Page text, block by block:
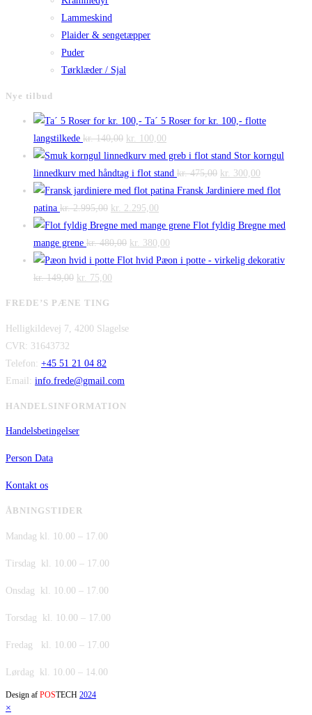
Lammeskind
Plaider & sengetæpper
Puder
Tørklæder / Sjal
Nye tilbud
Ta´ 5 Roser for kr. 100,- flotte
langstilkede kr.140,00 Den
oprindelige
pris
var:
kr. 140,00.
kr. 100,00
aktuelle
pris
er:
Stor korngul
linnedkurv med håndtag i flot stand kr.475,00 Den
oprindelige
var:
kr. 300,00
aktuelle
er:
Fransk Jardiniere med flot
patina kr.2.995,00 Den
oprindelige
pris
var:
kr. 2.995,00.
kr. 2.295,00
aktuelle
pris
er:
Flot fyldig Bregne med
mange grene kr.480,00 Den
oprindelige
kr. 380,00
aktuelle
Flot hvid Pæon i potte - virkelig dekorativ
kr.149,00 Den
var:
kr. 75,00
er:
FREDE’S PÆNE TING
Helligkildevej 7, 4200 Slagelse
CVR: 31643732
Telefon: +45 51 21 04 82
Email: info.frede@gmail.com
HANDELSINFORMATION
Handelsbetingelser
Person Data
Kontakt os
ÅBNINGSTIDER
Mandag kl. 10.00 – 17.00
Tirsdag kl. 10.00 – 17.00
Onsdag kl. 10.00 – 17.00
Torsdag kl. 10.00 – 17.00
Fredag kl. 10.00 – 17.00
Lørdag kl. 10.00 – 14.00
Design af POSTECH 2024
×